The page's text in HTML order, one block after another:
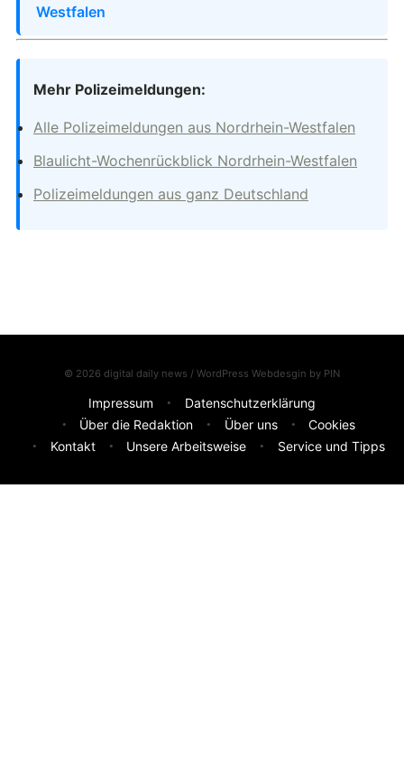
Westfalen
Mehr Polizeimeldungen:
Alle Polizeimeldungen aus Nordrhein-Westfalen
Blaulicht-Wochenrückblick Nordrhein-Westfalen
Polizeimeldungen aus ganz Deutschland
© 2026 digital daily news / WordPress Webdesgin by PIN
Impressum
Datenschutzerklärung
Über die Redaktion
Über uns
Cookies
Kontakt
Unsere Arbeitsweise Service und Tipps